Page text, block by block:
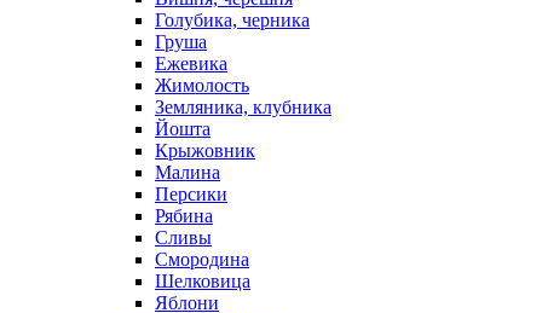
Голубика, черника
Груша
Ежевика
Жимолость
Земляника, клубника
Йошта
Крыжовник
Малина
Персики
Рябина
Сливы
Смородина
Шелковица
Яблони